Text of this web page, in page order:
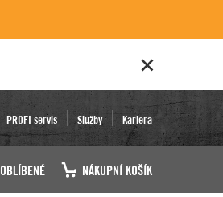
PROFI servis Služby Kariéra
OBLÍBENÉ NÁKUPNÍ KOŠÍK